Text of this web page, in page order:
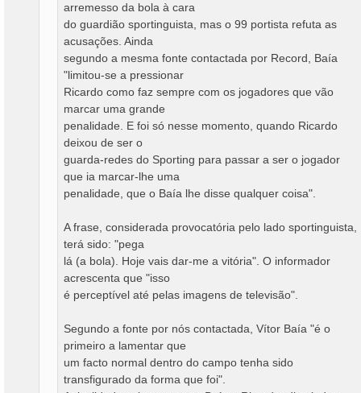
arremesso da bola à cara
do guardião sportinguista, mas o 99 portista refuta as
acusações. Ainda
segundo a mesma fonte contactada por Record, Baía
"limitou-se a pressionar
Ricardo como faz sempre com os jogadores que vão
marcar uma grande
penalidade. E foi só nesse momento, quando Ricardo
deixou de ser o
guarda-redes do Sporting para passar a ser o jogador
que ia marcar-lhe uma
penalidade, que o Baía lhe disse qualquer coisa".
A frase, considerada provocatória pelo lado sportinguista,
terá sido: "pega
lá (a bola). Hoje vais dar-me a vitória". O informador
acrescenta que "isso
é perceptível até pelas imagens de televisão".
Segundo a fonte por nós contactada, Vítor Baía "é o
primeiro a lamentar que
um facto normal dentro do campo tenha sido
transfigurado da forma que foi".